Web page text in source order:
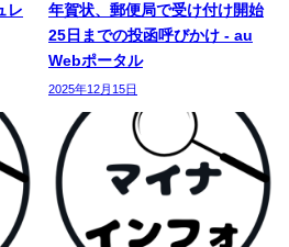
レ
年賀状、郵便局で受け付け開始
25日までの投函呼びかけ - au
Webポータル
2025年12月15日